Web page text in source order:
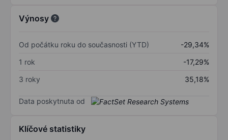
Výnosy
Od počátku roku do současnosti (YTD)
-29,34%
1 rok
-17,29%
3 roky
35,18%
Data poskytnuta od
Klíčové statistiky